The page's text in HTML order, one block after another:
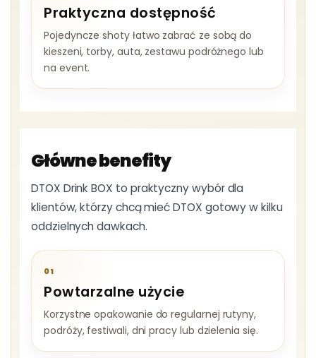
Praktyczna dostępność
Pojedyncze shoty łatwo zabrać ze sobą do
kieszeni, torby, auta, zestawu podróżnego lub
na event.
Główne benefity
DTOX Drink BOX to praktyczny wybór dla
klientów, którzy chcą mieć DTOX gotowy w kilku
oddzielnych dawkach.
01
Powtarzalne użycie
Korzystne opakowanie do regularnej rutyny,
podróży, festiwali, dni pracy lub dzielenia się.